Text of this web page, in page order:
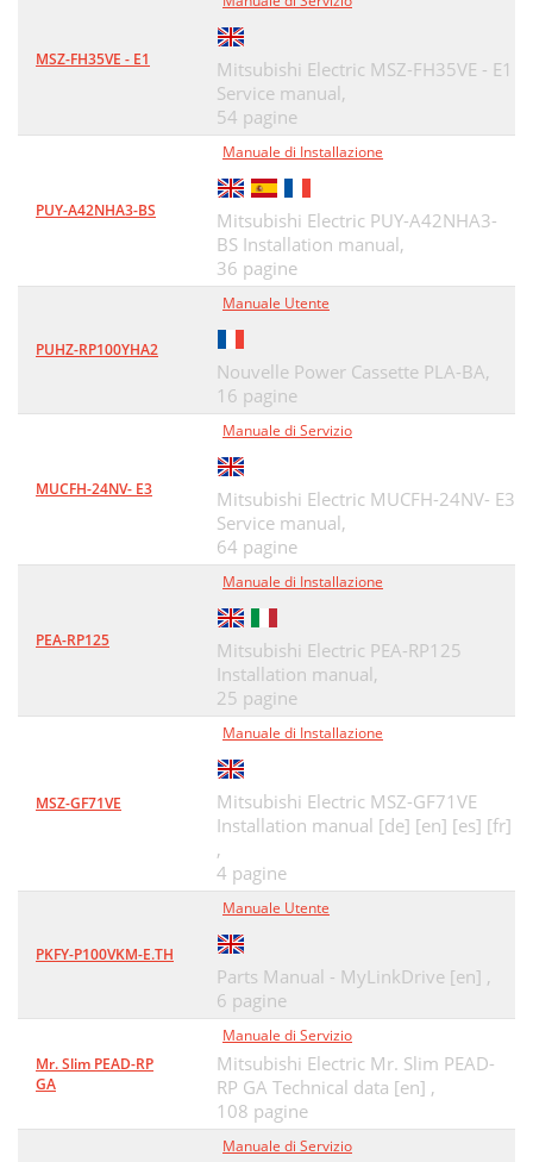
MSZ-FH35VE - E1
Mitsubishi Electric MSZ-FH35VE - E1
Service manual,
54 pagine
PUY-A42NHA3-BS
Manuale di Installazione
Mitsubishi Electric PUY-A42NHA3-
BS Installation manual,
36 pagine
PUHZ-RP100YHA2
Manuale Utente
Nouvelle Power Cassette PLA-BA,
16 pagine
MUCFH-24NV- E3
Manuale di Servizio
Mitsubishi Electric MUCFH-24NV- E3
Service manual,
64 pagine
PEA-RP125
Manuale di Installazione
Mitsubishi Electric PEA-RP125
Installation manual,
25 pagine
MSZ-GF71VE
Manuale di Installazione
Mitsubishi Electric MSZ-GF71VE
Installation manual [de] [en] [es] [fr]
,
4 pagine
PKFY-P100VKM-E.TH
Manuale Utente
Parts Manual - MyLinkDrive [en] ,
6 pagine
Mr. Slim PEAD-RP
GA
Manuale di Servizio
Mitsubishi Electric Mr. Slim PEAD-
RP GA Technical data [en] ,
108 pagine
Manuale di Servizio